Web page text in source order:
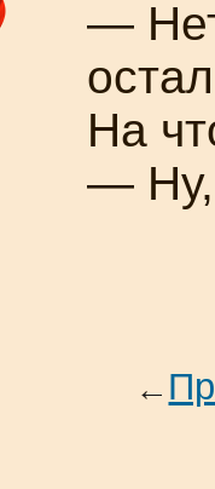
—
На
— Ну,